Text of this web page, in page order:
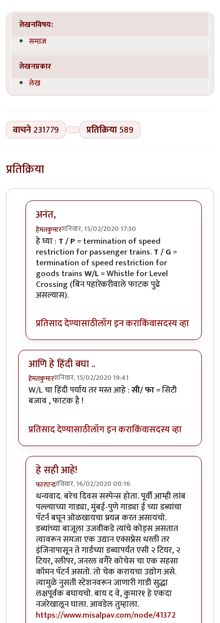
लेखनविषय:
समाज
लेखनप्रकार
लेख
वाचने 231779 प्रतिक्रिया589
प्रतिक्रिया
अनंत,
हेमंतकुमारशनिवार, 15/02/2020 17:30
In reply toरेल्वे रुळांच्याbyअनन्त्_यात्री
हे घ्या : T / P = termination of speed
restriction for passenger trains.T / G=
termination of speed restriction for
goods trainsW/L= Whistle for Level
Crossing (बिन पहारेकरीवाले फाटक पुढे
असल्यास).
प्रतिसाद देण्यासाठीलॉग इन कराकिंवासदस्य व्हा
आणि हे हिंदी बघा ..
हेमंतकुमारशनिवार, 15/02/2020 19:41
W/L चा हिंदी पर्याय तर मस्त आहे :सी/ फा= सिटी
बजाव , फाटक है !
प्रतिसाद देण्यासाठीलॉग इन कराकिंवासदस्य व्हा
हे सही आहे!
फारएन्डरविवार, 16/02/2020 00:16
In reply toआणि हे हिंदी बघा ..byहेमंतकुमार
धन्यवाद. बरेच दिवस सस्पेन्स होता. पूर्वी आम्ही लांब
पल्ल्याच्या गाड्या, मुंबई-पुणे गाड्या ई च्या डब्यांचा
पॅटर्न बघून ओळखायचा प्रयत्न करत असायचो.
डब्यांच्या बाजूला उजवीकडे त्यांचे कोड्स असतात
त्यावरून समजा एक उद्यान एक्सप्रेस धरली तर
इंजिनापासून ते गार्डच्या डब्यापर्यंत एसी २ टियर, २
टियर, स्लीपर, जनरल वगैरे कोचेस चा एक सहसा
कॉमन पॅटर्न असतो. तो चेक करायचा उद्योग असे.
त्यामुळे नुसती स्टेशनवरून जाणारी गाडी सुद्धा
लक्षपूर्वक बघायचो. बाय द वे, कुमार१ हे एकदा
नजरेखालून घाला. आवडेल तुम्हाला.
https://www.misalpav.com/node/41372